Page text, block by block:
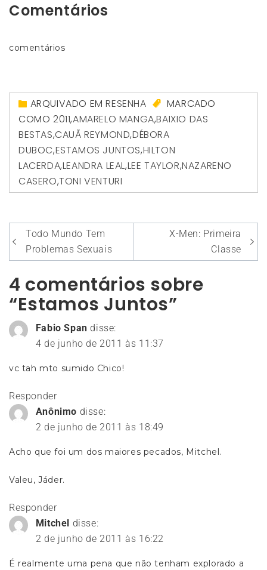
Comentários
comentários
ARQUIVADO EMRESENHA
MARCADO
COMO 2011,AMARELO MANGA,BAIXIO DAS
BESTAS,CAUÃ REYMOND,DÉBORA
DUBOC,ESTAMOS JUNTOS,HILTON
LACERDA,LEANDRA LEAL,LEE TAYLOR,NAZARENO
CASERO,TONI VENTURI
Navegação
de
Post
Todo Mundo Tem
Problemas Sexuais
X-Men: Primeira
Classe
4 comentários sobre
“Estamos Juntos”
Fabio Span disse:
4 de junho de 2011 às 11:37
vc tah mto sumido Chico!
Responder
Anônimo disse:
2 de junho de 2011 às 18:49
Acho que foi um dos maiores pecados, Mitchel.
Valeu, Jáder.
Responder
Mitchel disse:
2 de junho de 2011 às 16:22
É realmente uma pena que não tenham explorado a